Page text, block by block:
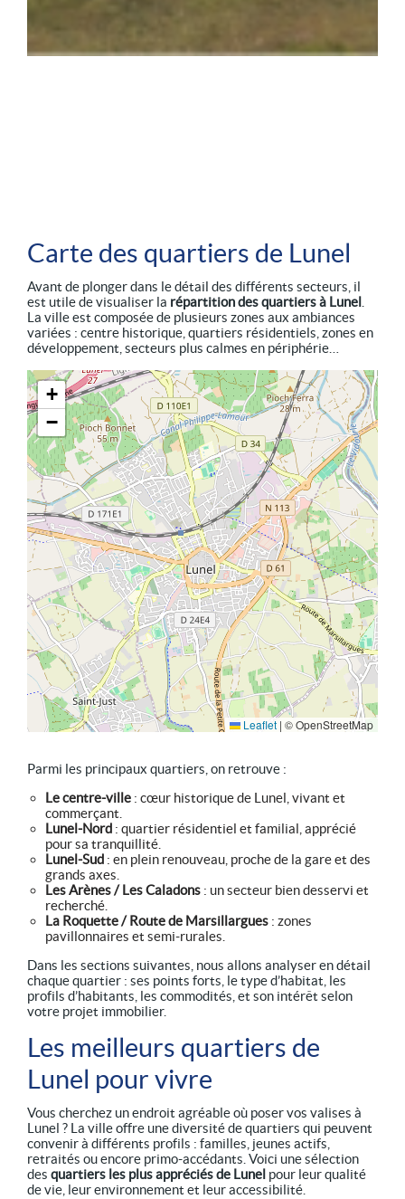
Carte des quartiers de Lunel
Avant de plonger dans le détail des différents secteurs, il
est utile de visualiser la répartition des quartiers à Lunel
La ville est composée de plusieurs zones aux ambiances
variées : centre historique, quartiers résidentiels, zones en
développement, secteurs plus calmes en périphérie…
+
−
Leaflet | © OpenStreetMap
Parmi les principaux quartiers, on retrouve :
Le centre-ville : cœur historique de Lunel, vivant et
commerçant.
Lunel-Nord : quartier résidentiel et familial, apprécié
pour sa tranquillité.
Lunel-Sud : en plein renouveau, proche de la gare et des
grands axes.
Les Arènes / Les Caladons : un secteur bien desservi et
recherché.
La Roquette / Route de Marsillargues : zones
pavillonnaires et semi-rurales.
Dans les sections suivantes, nous allons analyser en détail
chaque quartier : ses points forts, le type d’habitat, les
profils d’habitants, les commodités, et son intérêt selon
votre projet immobilier.
Les meilleurs quartiers de
Lunel pour vivre
Vous cherchez un endroit agréable où poser vos valises à
Lunel ? La ville offre une diversité de quartiers qui peuvent
convenir à différents profils : familles, jeunes actifs,
retraités ou encore primo-accédants. Voici une sélection
desquartiers les plus appréciés de Lunel pour leur qualité
de vie, leur environnement et leur accessibilité.